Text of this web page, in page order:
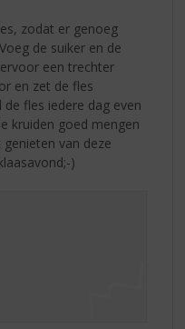
zodat er genoeg
de suiker en de
een trechter
en zet de fles
de fles iedere dag even
kruiden goed mengen
van deze
)